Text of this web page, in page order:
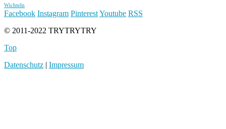
Wichteln
Facebook Instagram PinterestYoutube RSS
© 2011-2022 TRYTRYTRY
Top
Datenschutz | Impressum